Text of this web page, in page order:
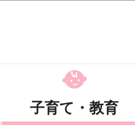
子育て・教育